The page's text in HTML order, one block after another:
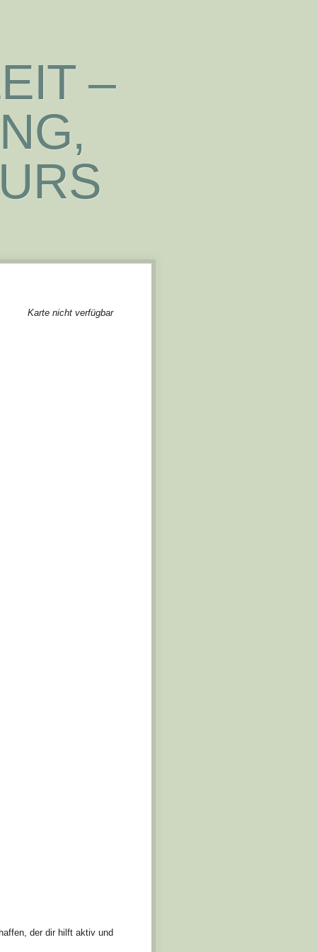
–
E
6
Karte nicht verfügbar
der dir hilft aktiv und